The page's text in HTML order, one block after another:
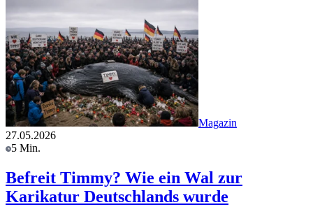
Magazin
27.05.2026
5 Min.
Befreit Timmy? Wie ein Wal zur
Karikatur Deutschlands wurde